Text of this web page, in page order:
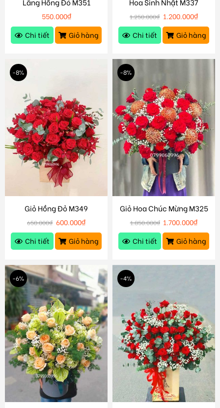
550.000₫
Chi tiết
Giỏ hàng
1.250.000₫ 1.200.000₫
Chi tiết
Giỏ hàng
-8%
Giỏ Hồng Đỏ M349
650.000₫ 600.000₫
Chi tiết
Giỏ hàng
-8%
Giỏ Hoa Chúc Mừng M325
1.850.000₫ 1.700.000₫
Chi tiết
Giỏ hàng
-6% -4%